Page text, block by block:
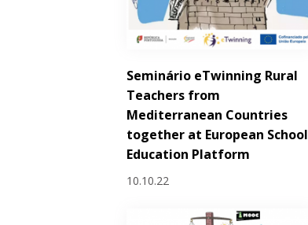
Seminário eTwinning Rural
Teachers from
Mediterranean Countries
together at European School
Education Platform
10.10.22